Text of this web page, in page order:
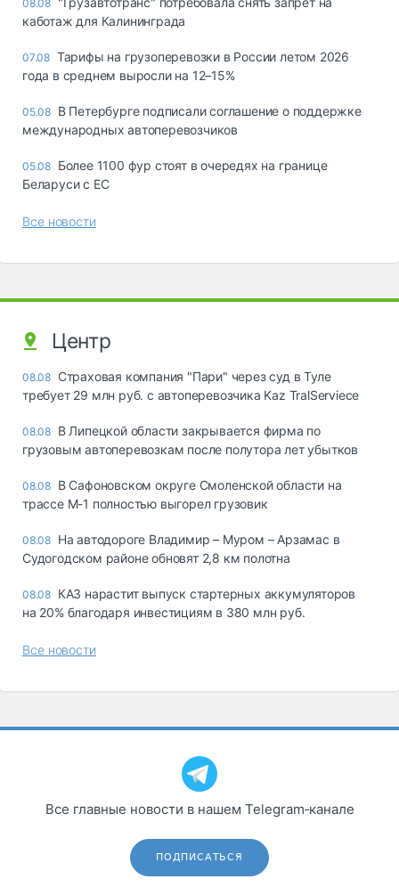
08.08
каботаж для Калининграда
07.08 Тарифы на грузоперевозки в России летом 2026
года в среднем выросли на 12–15%
05.08 В Петербурге подписали соглашение о поддержке
международных автоперевозчиков
05.08 Более 1100 фур стоят в очередях на границе
Беларуси с ЕС
Все новости
Центр
08.08 Страховая компания "Пари" через суд в Туле
требует 29 млн руб. с автоперевозчика Kaz TralServiece
08.08 В Липецкой области закрывается фирма по
грузовым автоперевозкам после полутора лет убытков
08.08 В Сафоновском округе Смоленской области на
трассе М-1 полностью выгорел грузовик
08.08 На автодороге Владимир – Муром – Арзамас в
Судогодском районе обновят 2,8 км полотна
08.08 КАЗ нарастит выпуск стартерных аккумуляторов
на 20% благодаря инвестициям в 380 млн руб.
Все новости
Все главные новости в нашем Telegram‑канале
ПОДПИСАТЬСЯ